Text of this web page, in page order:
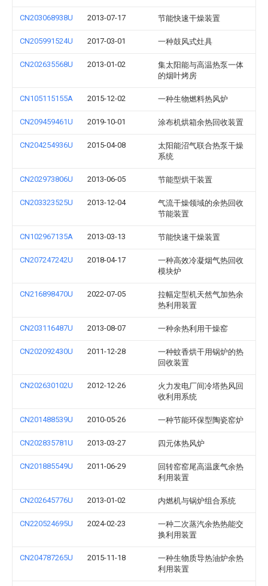
CN203068938U 2013-07-17 节能快速干燥装置
CN205991524U 2017-03-01 一种鼓风式灶具
CN202635568U 2013-01-02
集太阳能与高温热泵一体
的烟叶烤房
CN105115155A 2015-12-02 一种生物燃料热风炉
CN209459461U 2019-10-01 涂布机烘箱余热回收装置
CN204254936U 2015-04-08
太阳能沼气联合热泵干燥
系统
CN202973806U 2013-06-05 节能型烘干装置
CN203323525U 2013-12-04
气流干燥领域的余热回收
节能装置
CN102967135A 2013-03-13 节能快速干燥装置
CN207247242U 2018-04-17
一种高效冷凝烟气热回收
模块炉
CN216898470U 2022-07-05
拉幅定型机天然气加热余
热利用装置
CN203116487U 2013-08-07 一种余热利用干燥窑
CN202092430U 2011-12-28
一种蚊香烘干用锅炉的热
回收装置
CN202630102U 2012-12-26
火力发电厂间冷塔热风回
收利用系统
CN201488539U 2010-05-26 一种节能环保型陶瓷窑炉
CN202835781U 2013-03-27 四元体热风炉
CN201885549U 2011-06-29
回转窑窑尾高温废气余热
利用装置
CN202645776U 2013-01-02 内燃机与锅炉组合系统
CN220524695U 2024-02-23
一种二次蒸汽余热热能交
换利用装置
CN204787265U 2015-11-18
一种生物质导热油炉余热
利用装置